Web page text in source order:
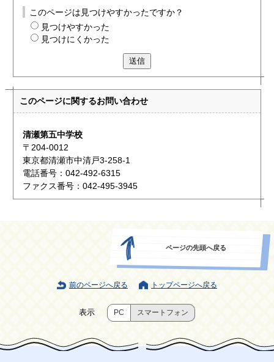
このページは見つけやすかったですか？
見つけやすかった
見つけにくかった
送信
このページに関するお問い合わせ
清瀬第五中学校
〒204-0012
東京都清瀬市中清戸3-258-1
電話番号：042-492-6315
ファクス番号：042-495-3945
ページの先頭へ戻る
前のページへ戻る トップページへ戻る
表示 PC スマートフォン